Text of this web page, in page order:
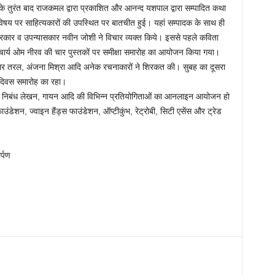
बाद राजकमल द्वारा प्रकाशित और आनन्द यशपाल द्वारा सम्पादित कथा
पर साहित्यकारों की उपस्थित पर बातचीत हुई। यहां सम्पादक के साथ ही
व उपन्यासकार नवीन जोशी ने विचार व्यक्त किये। इससे पहले कविता
ओम नीरव की चार पुस्तकों पर समीक्षा समारोह का आयोजन किया गया।
तरल, अंजना मिश्रा आदि अनेक रचनाकारों ने शिरकत की। सुबह का दूसरा
समारोह का रहा।
लेखन, गायन आदि की विभिन्न प्रतियोगिताओं का आनलाइन आयोजन हो
ज्वाइन हैंड्स फाउंडेशन, ऑप्टीकुंभ, रेट्रोबी, सिटी एसेंस और ट्रेड